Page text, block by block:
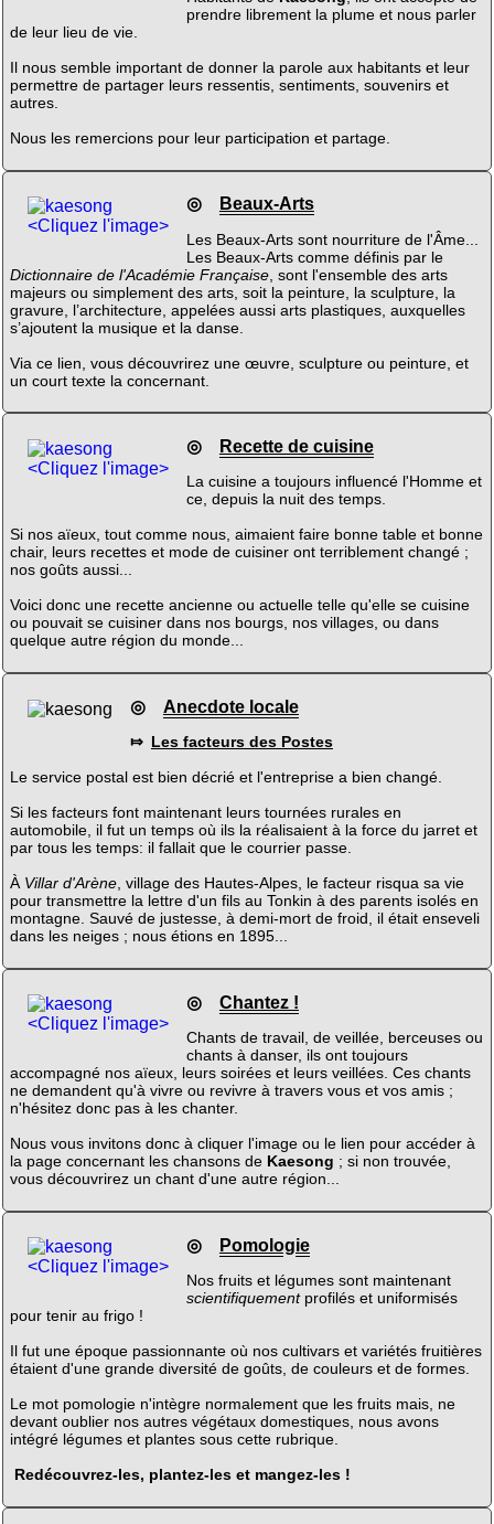
prendre librement la plume et nous parler
de leur lieu de vie.
Il nous semble important de donner la parole aux habitants et leur
permettre de partager leurs ressentis, sentiments, souvenirs et
autres.
Nous les remercions pour leur participation et partage.
<Cliquez l'image>
◎ Beaux-Arts
Les Beaux-Arts sont nourriture de l'Âme...
Les Beaux-Arts comme définis par le
Dictionnaire de l'Académie Française, sont l'ensemble des arts
majeurs ou simplement des arts, soit la peinture, la sculpture, la
gravure, l’architecture, appelées aussi arts plastiques, auxquelles
s’ajoutent la musique et la danse.
Via ce lien, vous découvrirez une œuvre, sculpture ou peinture, et
un court texte la concernant.
<Cliquez l'image>
◎ Recette de cuisine
La cuisine a toujours influencé l'Homme et
ce, depuis la nuit des temps.
Si nos aïeux, tout comme nous, aimaient faire bonne table et bonne
chair, leurs recettes et mode de cuisiner ont terriblement changé ;
nos goûts aussi...
Voici donc une recette ancienne ou actuelle telle qu'elle se cuisine
ou pouvait se cuisiner dans nos bourgs, nos villages, ou dans
quelque autre région du monde...
◎ Anecdote locale
⤇ Les facteurs des Postes
Le service postal est bien décrié et l'entreprise a bien changé.
Si les facteurs font maintenant leurs tournées rurales en
automobile, il fut un temps où ils la réalisaient à la force du jarret et
par tous les temps: il fallait que le courrier passe.
À Villar d'Arène, village des Hautes-Alpes, le facteur risqua sa vie
pour transmettre la lettre d'un fils au Tonkin à des parents isolés en
montagne. Sauvé de justesse, à demi-mort de froid, il était enseveli
dans les neiges ; nous étions en 1895...
<Cliquez l'image>
◎ Chantez !
Chants de travail, de veillée, berceuses ou
chants à danser, ils ont toujours
accompagné nos aïeux, leurs soirées et leurs veillées. Ces chants
ne demandent qu'à vivre ou revivre à travers vous et vos amis ;
n'hésitez donc pas à les chanter.
Nous vous invitons donc à cliquer l'image ou le lien pour accéder à
la page concernant les chansons de Kaesong ; si non trouvée,
vous découvrirez un chant d'une autre région...
<Cliquez l'image>
◎ Pomologie
Nos fruits et légumes sont maintenant
scientifiquementprofilés et uniformisés
pour tenir au frigo !
Il fut une époque passionnante où nos cultivars et variétés fruitières
étaient d'une grande diversité de goûts, de couleurs et de formes.
Le mot pomologie n'intègre normalement que les fruits mais, ne
devant oublier nos autres végétaux domestiques, nous avons
intégré légumes et plantes sous cette rubrique.
Redécouvrez-les, plantez-les et mangez-les !